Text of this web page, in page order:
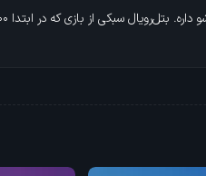
فرود میان و بعد از رقابت در انتهای بازی یک نفر باقی می‌مونه و برنده میشه.